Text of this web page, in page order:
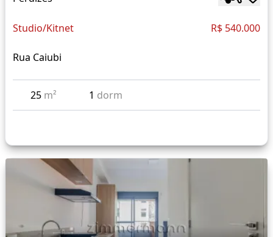
Studio/Kitnet R$ 540.000
Rua Caiubi
25 m² 1 dorm